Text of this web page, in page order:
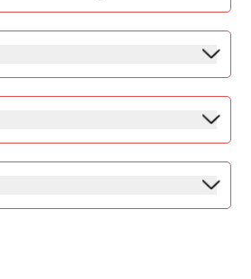
até a 3ª camada do fio.
e duradoura, sem
comprimento livre de
sobre os cabelos úmidos,
o couro cabeludo
e reaplique se
só está viva quem faz a